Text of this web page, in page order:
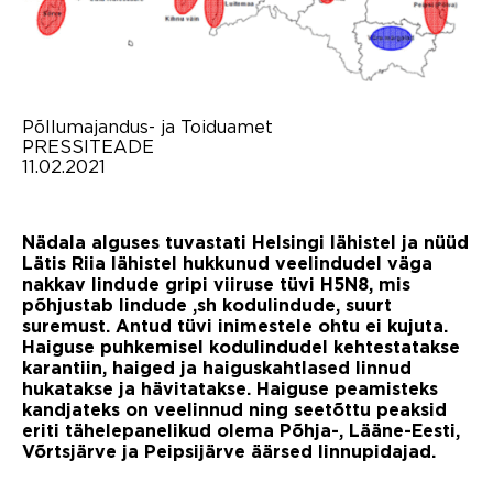
Põllumajandus- ja Toiduamet
PRESSITEADE
11.02.2021
Nädala alguses tuvastati Helsingi lähistel ja nüüd
Lätis Riia lähistel hukkunud veelindudel väga
nakkav lindude gripi viiruse tüvi H5N8, mis
põhjustab lindude ,sh kodulindude, suurt
suremust. Antud tüvi inimestele ohtu ei kujuta.
Haiguse puhkemisel kodulindudel kehtestatakse
karantiin, haiged ja haiguskahtlased linnud
hukatakse ja hävitatakse. Haiguse peamisteks
kandjateks on veelinnud ning seetõttu peaksid
eriti tähelepanelikud olema Põhja-, Lääne-Eesti,
Võrtsjärve ja Peipsijärve äärsed linnupidajad.